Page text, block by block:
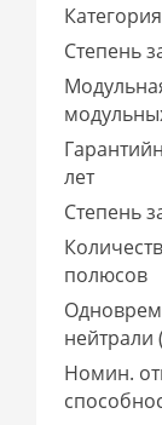
Степень
лет
Степень
полюсов
нейтрали
Номин.